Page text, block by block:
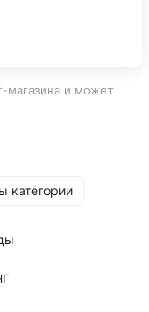
магазина и может
категории